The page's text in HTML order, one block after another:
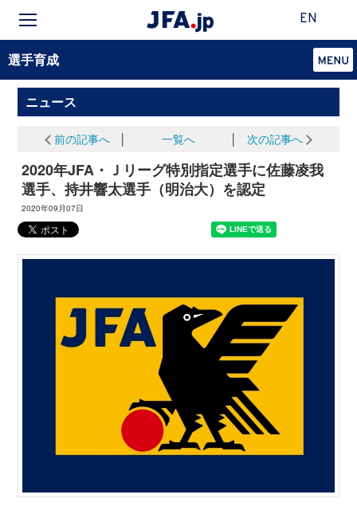
EN
選手育成
ニュース
前の記事へ 一覧へ 次の記事へ
2020年JFA・Ｊリーグ特別指定選手に佐藤凌我
選手、持井響太選手（明治大）を認定
2020年09月07日